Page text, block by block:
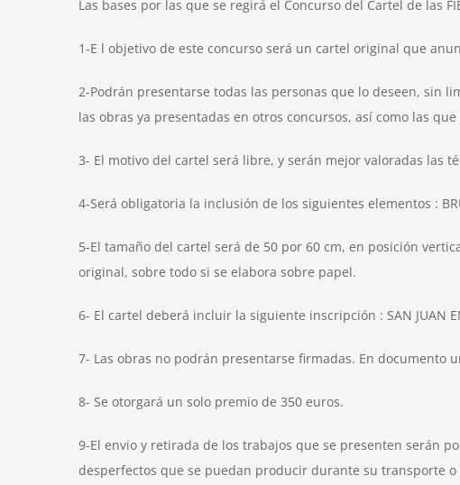
Las bases por las que se regirá el Concurso del Cartel de las
1-E l objetivo de este concurso será un cartel original que
2-Podrán presentarse todas las personas que lo deseen, sin
las obras ya presentadas en otros concursos, así como las
3- El motivo del cartel será libre, y serán mejor valoradas las
4-Será obligatoria la inclusión de los siguientes elementos :
5-El tamaño del cartel será de 50 por 60 cm, en posición
original, sobre todo si se elabora sobre papel.
6- El cartel deberá incluir la siguiente inscripción : SAN JUAN EN
7- Las obras no podrán presentarse firmadas. En documento
8- Se otorgará un solo premio de 350 euros.
9-El envio y retirada de los trabajos que se presenten serán
desperfectos que se puedan producir durante su transporte o